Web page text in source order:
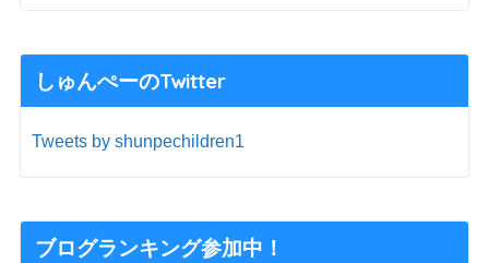
しゅんぺーのTwitter
Tweets by shunpechildren1
ブログランキング参加中！